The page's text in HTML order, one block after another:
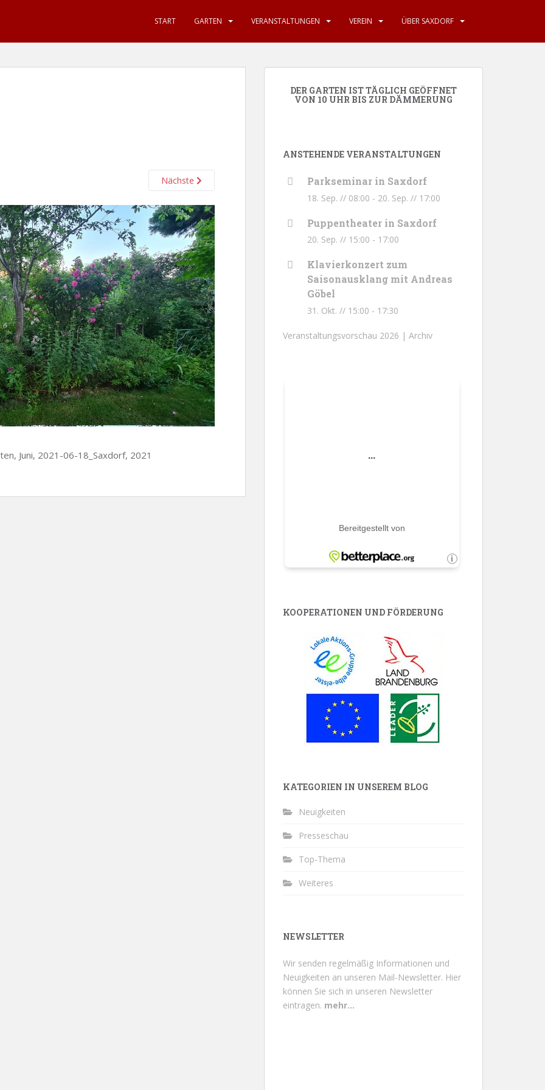
START GARTEN VERANSTALTUNGEN VEREIN ÜBER SAXDORF
Nächste
Juni, 2021-06-18_Saxdorf, 2021
DER GARTEN IST TÄGLICH GEÖFFNET
VON 10 UHR BIS ZUR DÄMMERUNG
ANSTEHENDE VERANSTALTUNGEN
Parkseminar in Saxdorf
18. Sep. // 08:00 - 20. Sep. // 17:00
Puppentheater in Saxdorf
20. Sep. // 15:00 - 17:00
Klavierkonzert zum
Saisonausklang mit Andreas
Göbel
31. Okt. // 15:00 - 17:30
Veranstaltungsvorschau 2026 | Archiv
KOOPERATIONEN UND FÖRDERUNG
KATEGORIEN IN UNSEREM BLOG
Neuigkeiten
Presseschau
Top-Thema
Weiteres
NEWSLETTER
Wir senden regelmäßig Informationen und
Neuigkeiten an unseren Mail-Newsletter. Hier
können Sie sich in unseren Newsletter
eintragen. mehr...